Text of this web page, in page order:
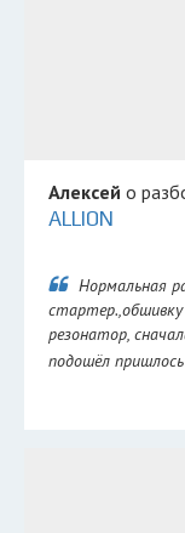
Алексей о
ALLION
Нормальная
резонатор,
подошёл